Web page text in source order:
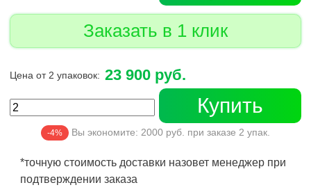
Заказать в 1 клик
Цена от 2 упаковок: 23 900 руб.
Купить
-4% Вы экономите: 2000 руб. при заказе 2 упак.
*точную стоимость доставки назовет менеджер при
подтверждении заказа